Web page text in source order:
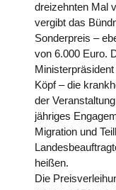
dreizehnten Mal
vergibt das
Sonderpreis –
von 6.000 Euro.
Köpf – die
der
jähriges
Migration und
heißen.
Die